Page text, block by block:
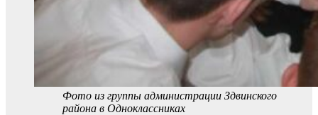
Фото из группы администрации Здвинского
района в Одноклассниках